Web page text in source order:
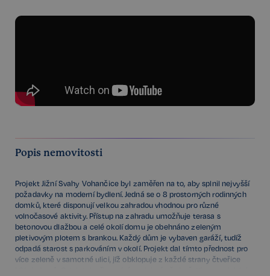
Popis nemovitosti
Projekt Jižní Svahy Vohančice byl zaměřen na to, aby splnil nejvyšší
požadavky na moderní bydlení. Jedná se o 8 prostorných rodinných
domků, které disponují velkou zahradou vhodnou pro různé
volnočasové aktivity. Přístup na zahradu umožňuje terasa s
betonovou dlažbou a celé okolí domu je obehnáno zeleným
pletivovým plotem s brankou. Každý dům je vybaven garáží, tudíž
odpadá starost s parkováním v okolí. Projekt dal tímto přednost pro
více zeleně v samotné ulici, jíž obklopuje z každé strany čtveřice